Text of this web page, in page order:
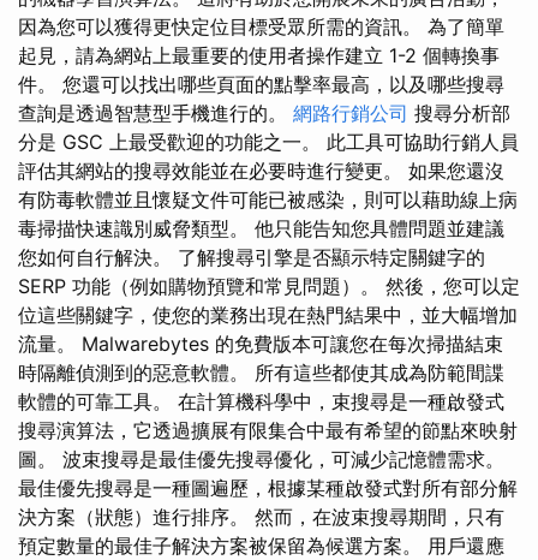
因為您可以獲得更快定位目標受眾所需的資訊。 為了簡單
起見，請為網站上最重要的使用者操作建立 1-2 個轉換事
件。 您還可以找出哪些頁面的點擊率最高，以及哪些搜尋
查詢是透過智慧型手機進行的。 網路行銷公司 搜尋分析部
分是 GSC 上最受歡迎的功能之一。 此工具可協助行銷人員
評估其網站的搜尋效能並在必要時進行變更。 如果您還沒
有防毒軟體並且懷疑文件可能已被感染，則可以藉助線上病
毒掃描快速識別威脅類型。 他只能告知您具體問題並建議
您如何自行解決。 了解搜尋引擎是否顯示特定關鍵字的
SERP 功能（例如購物預覽和常見問題）。 然後，您可以定
位這些關鍵字，使您的業務出現在熱門結果中，並大幅增加
流量。 Malwarebytes 的免費版本可讓您在每次掃描結束
時隔離偵測到的惡意軟體。 所有這些都使其成為防範間諜
軟體的可靠工具。 在計算機科學中，束搜尋是一種啟發式
搜尋演算法，它透過擴展有限集合中最有希望的節點來映射
圖。 波束搜尋是最佳優先搜尋優化，可減少記憶體需求。
最佳優先搜尋是一種圖遍歷，根據某種啟發式對所有部分解
決方案（狀態）進行排序。 然而，在波束搜尋期間，只有
預定數量的最佳子解決方案被保留為候選方案。 用戶還應